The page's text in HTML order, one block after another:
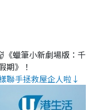
《蠟筆小新劇場版：千
期》！
聯手拯救屋企人啦↓